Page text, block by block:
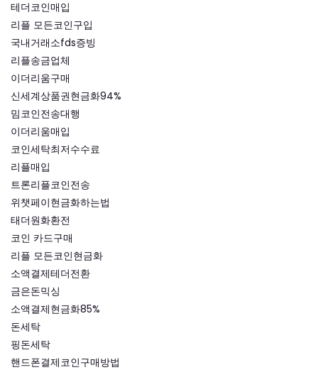
테더코인매입
리플 모든코인구입
국내거래소fds증빙
리플송금업체
이더리움구매
신세계상품권현금화94%
밈코인전송대행
이더리움매입
코인세탁최저수수료
리플매입
트론리플코인전송
위챗페이현금화하는법
태더원화환전
코인 카드구매
리플 모든코인현금화
소액결제테더전환
금은돈믹싱
소액결제현금화85%
돈세탁
핑돈세탁
핸드폰결제코인구매방법